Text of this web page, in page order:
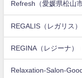
Refresh（愛媛県松山市
REGALIS（レガリス
REGINA（レジーナ）
Relaxation-Salon-